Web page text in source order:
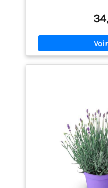
votre jardin ! Ce petit
à votre jardin une
FUEILLAGE
persistant et
l'année ! OLIVIER :
formes et tailles
Méditerranée
peu d’entretien,
temps et du soleil
qu’il me faut.
d'environ 80-90 cm.
protège le palmier